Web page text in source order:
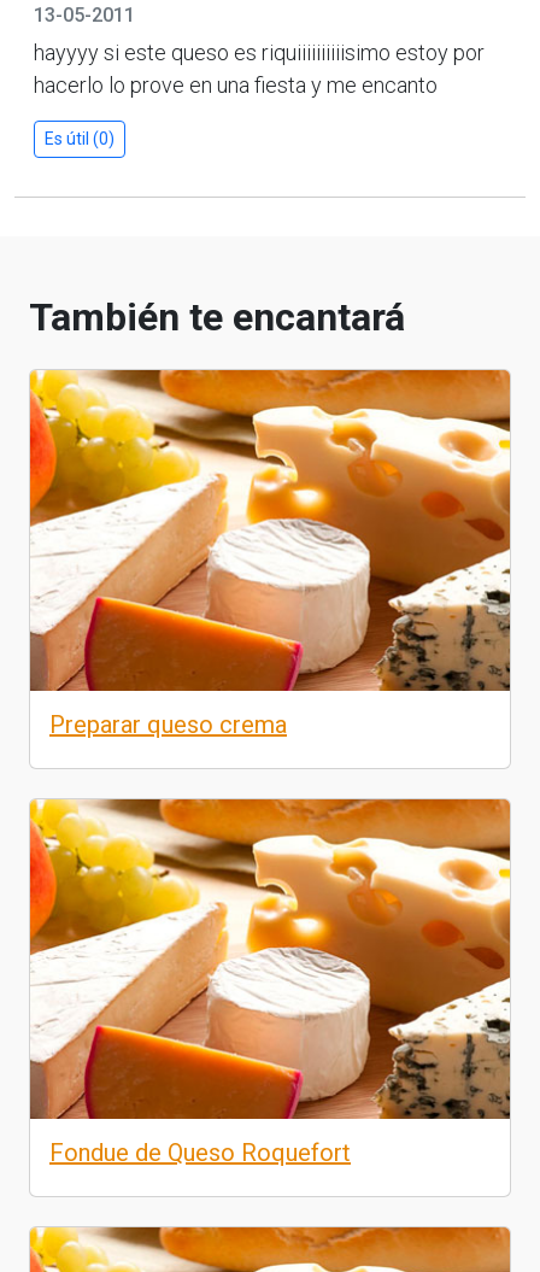
13-05-2011
hayyyy si este queso es riquiiiiiiiiiisimo estoy por
hacerlo lo prove en una fiesta y me encanto
Es útil (0)
También te encantará
Preparar queso crema
Fondue de Queso Roquefort